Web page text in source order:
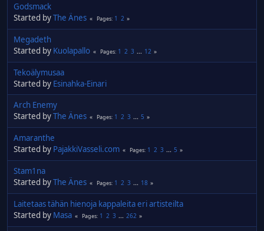
Godsmack
Started byThe Änes Pages 1 2
Megadeth
Started by Kuolapallo Pages 1 2 3 ... 12
Tekoälymusaa
Started by Esinahka-Einari
Arch Enemy
Started byThe Änes Pages 1 2 3 ... 5
Amaranthe
Started by PajakkiVasseli.com Pages 1 2 3 ... 5
Stam1na
Started byThe Änes Pages 1 2 3 ... 18
Laitetaas tähän hienoja kappaleita eri artisteilta
Started by Masa Pages 1 2 3 ... 262